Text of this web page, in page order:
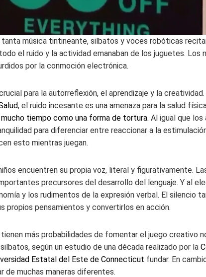
tanta música tintineante, silbatos y voces robóticas
el ruido y la actividad emanaban de los juguetes. Los
por la conmoción electrónica.
para la autorreflexión, el aprendizaje y la creatividad.
, el ruido incesante es una amenaza para la salud
tiempo como una forma de tortura. Al igual que
para diferenciar entre reaccionar a la
esto mientras juegan.
encuentren su propia voz, literal y figurativamente.
precursores del desarrollo del lenguaje. Y al
y los rudimentos de la expresión verbal. El silencio
propios pensamientos y convertirlos en acción.
más probabilidades de fomentar el juego creativo
según un estudio de una década realizado por la
Estatal del Este de Connecticut fundar. En
de muchas maneras diferentes.